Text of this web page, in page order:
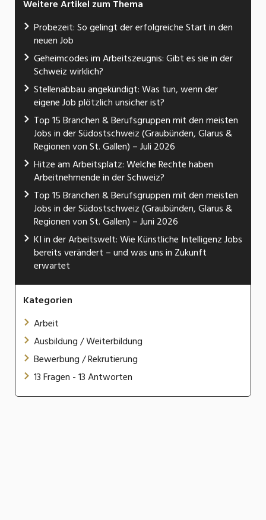
Weitere Artikel zum Thema
Probezeit: So gelingt der erfolgreiche Start in den
neuen Job
Geheimcodes im Arbeitszeugnis: Gibt es sie in der
Schweiz wirklich?
Stellenabbau angekündigt: Was tun, wenn der
eigene Job plötzlich unsicher ist?
Top 15 Branchen & Berufsgruppen mit den meisten
Jobs in der Südostschweiz (Graubünden, Glarus &
Regionen von St. Gallen) – Juli 2026
Hitze am Arbeitsplatz: Welche Rechte haben
Arbeitnehmende in der Schweiz?
Top 15 Branchen & Berufsgruppen mit den meisten
Jobs in der Südostschweiz (Graubünden, Glarus &
Regionen von St. Gallen) – Juni 2026
KI in der Arbeitswelt: Wie Künstliche Intelligenz Jobs
bereits verändert – und was uns in Zukunft
erwartet
Kategorien
Arbeit
Ausbildung / Weiterbildung
Bewerbung / Rekrutierung
13 Fragen - 13 Antworten